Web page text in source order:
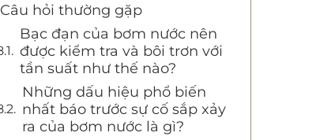
Câu hỏi thường gặp
Bạc đạn của bơm nước nên
được kiểm tra và bôi trơn với
tần suất như thế nào?
Những dấu hiệu phổ biến
nhất báo trước sự cố sắp xảy
ra của bơm nước là gì?